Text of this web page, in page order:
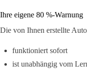
Ihre eigene 80 %-Warnung
Die von Ihnen erstellte
funktioniert sofort
ist unabhängig vom